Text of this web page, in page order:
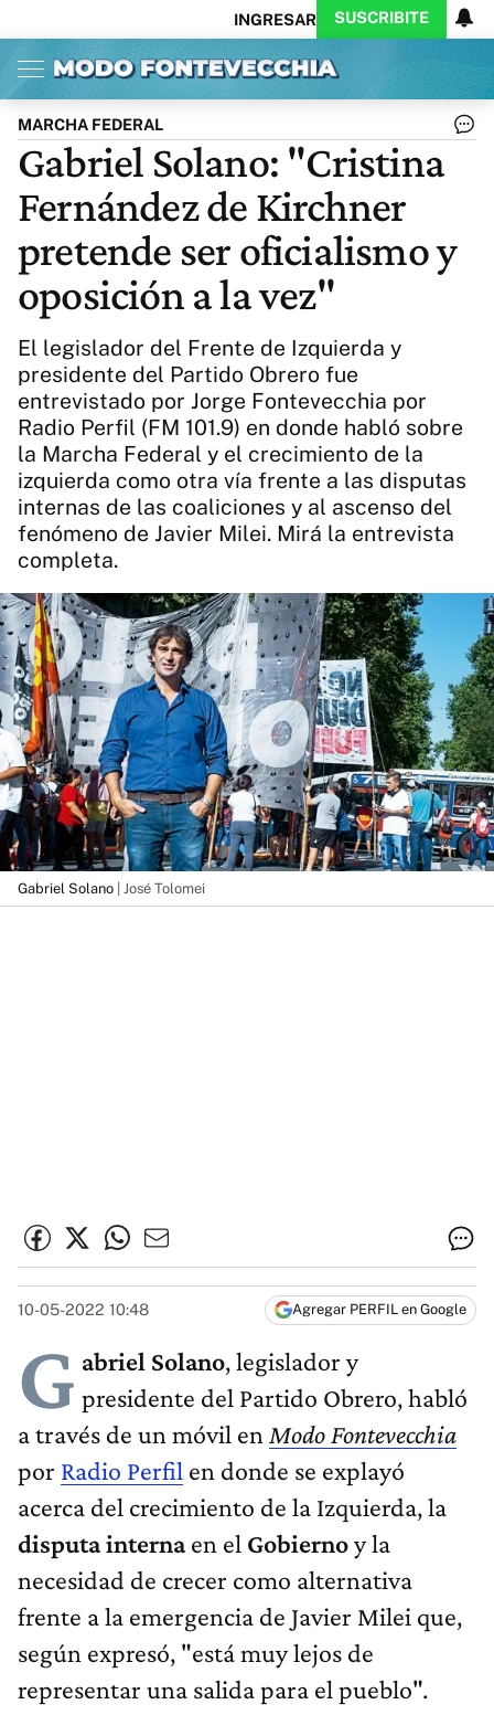
INGRESAR SUSCRIBITE
Inicio Ahora
Opinión
Política
Ciencia
Cultura
Arte
Educación
Internacional
Deportes
CARAS
Exitoina
Turismo
Videos
Córdoba
Reperfilar
Business
Noticias
Caras
Exitoina
Diario del Juicio
Actualidad
MARCHA FEDERAL
Gabriel Solano: "Cristina
Fernández de Kirchner
pretende ser oficialismo y
oposición a la vez"
El legislador del Frente de Izquierda y
presidente del Partido Obrero fue
entrevistado por Jorge Fontevecchia por
Radio Perfil (FM 101.9) en donde habló sobre
la Marcha Federal y el crecimiento de la
izquierda como otra vía frente a las disputas
internas de las coaliciones y al ascenso del
fenómeno de Javier Milei. Mirá la entrevista
completa.
Gabriel Solano | José Tolomei
10-05-2022 10:48 Agregar PERFIL en Google
G abriel Solano, legislador y
presidente del Partido Obrero, habló
a través de un móvil en Modo Fontevecchia
por Radio Perfil en donde se explayó
acerca del crecimiento de la Izquierda, la
disputa internaen el Gobiernoy la
necesidad de crecer como alternativa
frente a la emergencia de Javier Milei que,
según expresó, "está muy lejos de
representar una salida para el pueblo".